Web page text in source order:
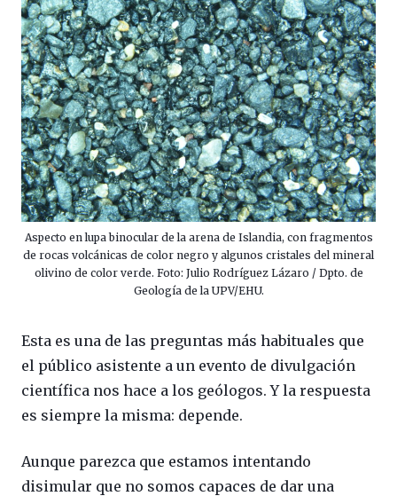
Aspecto en lupa binocular de la arena de Islandia, con fragmentos
de rocas volcánicas de color negro y algunos cristales del mineral
olivino de color verde. Foto: Julio Rodríguez Lázaro / Dpto. de
Geología de la UPV/EHU.
Esta es una de las preguntas más habituales que
el público asistente a un evento de divulgación
científica nos hace a los geólogos. Y la respuesta
es siempre la misma: depende.
Aunque parezca que estamos intentando
disimular que no somos capaces de dar una